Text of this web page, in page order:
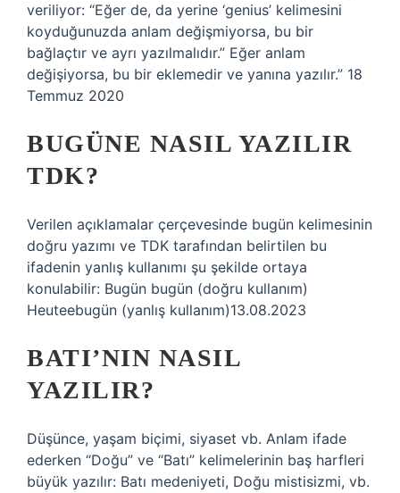
veriliyor: “Eğer de, da yerine ‘genius’ kelimesini
koyduğunuzda anlam değişmiyorsa, bu bir
bağlaçtır ve ayrı yazılmalıdır.” Eğer anlam
değişiyorsa, bu bir eklemedir ve yanına yazılır.” 18
Temmuz 2020
BUGÜNE NASIL YAZILIR
TDK?
Verilen açıklamalar çerçevesinde bugün kelimesinin
doğru yazımı ve TDK tarafından belirtilen bu
ifadenin yanlış kullanımı şu şekilde ortaya
konulabilir: Bugün bugün (doğru kullanım)
Heuteebugün (yanlış kullanım)13.08.2023
BATI’NIN NASIL
YAZILIR?
Düşünce, yaşam biçimi, siyaset vb. Anlam ifade
ederken “Doğu” ve “Batı” kelimelerinin baş harfleri
büyük yazılır: Batı medeniyeti, Doğu mistisizmi, vb.